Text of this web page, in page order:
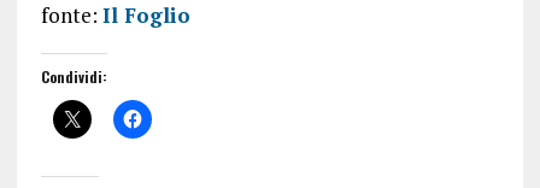
fonte: Il Foglio
Condividi: